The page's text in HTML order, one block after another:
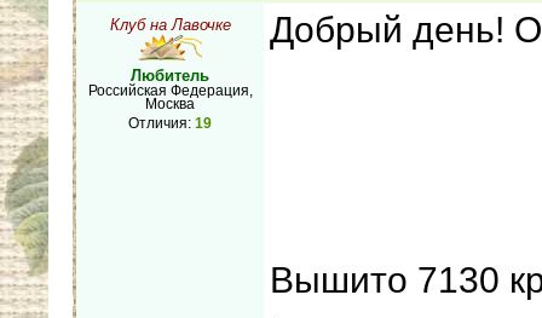
Клуб на Лавочке
Любитель
Российская Федерация,
Москва
Отличия: 19
Добрый день!
Вышито 7130